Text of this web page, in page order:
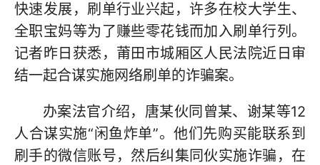
快速发展，刷单行业兴起，许多在校大学生、
全职宝妈等为了赚些零花钱而加入刷单行列。
记者昨日获悉，莆田市城厢区人民法院近日审
结一起合谋实施网络刷单的诈骗案。
办案法官介绍，唐某伙同曾某、谢某等12
人合谋实施“闲鱼炸单”。他们先购买能联系到
刷手的微信账号，然后纠集同伙实施诈骗，在